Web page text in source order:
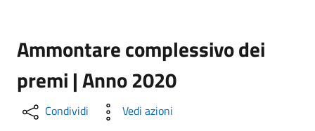
Ammontare complessivo dei
premi | Anno 2020
Condividi Vedi azioni